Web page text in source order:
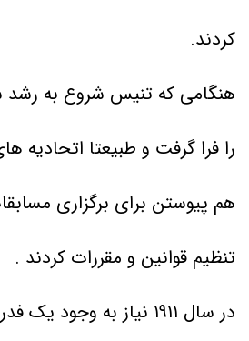
کردند.
هنگامی که تنیس شروع به رشد
را فرا گرفت و طبیعتا اتحادیه
هم پیوستن برای برگزاری
تنظیم قوانین و مقررات کردند .
در سال ۱۹۱۱ نیاز به وجود یک